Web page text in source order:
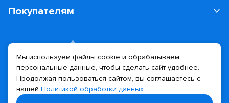
Покупателям
Дизайн сайта Разработка сайта
Мы используем файлы cookie и обрабатываем
персональные данные, чтобы сделать сайт удобнее.
Продолжая пользоваться сайтом, вы соглашаетесь с
нашей Политикой обработки данных